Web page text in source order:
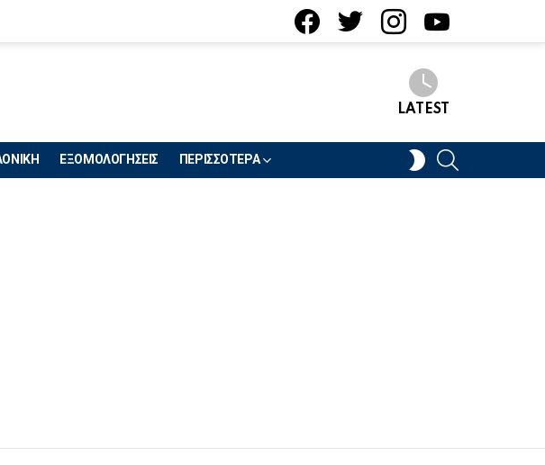
LATEST
ΕΞΟΜΟΛΟΓΗΣΕΙΣ ΠΕΡΙΣΣΟΤΕΡΑ
SWITCH
SKIN